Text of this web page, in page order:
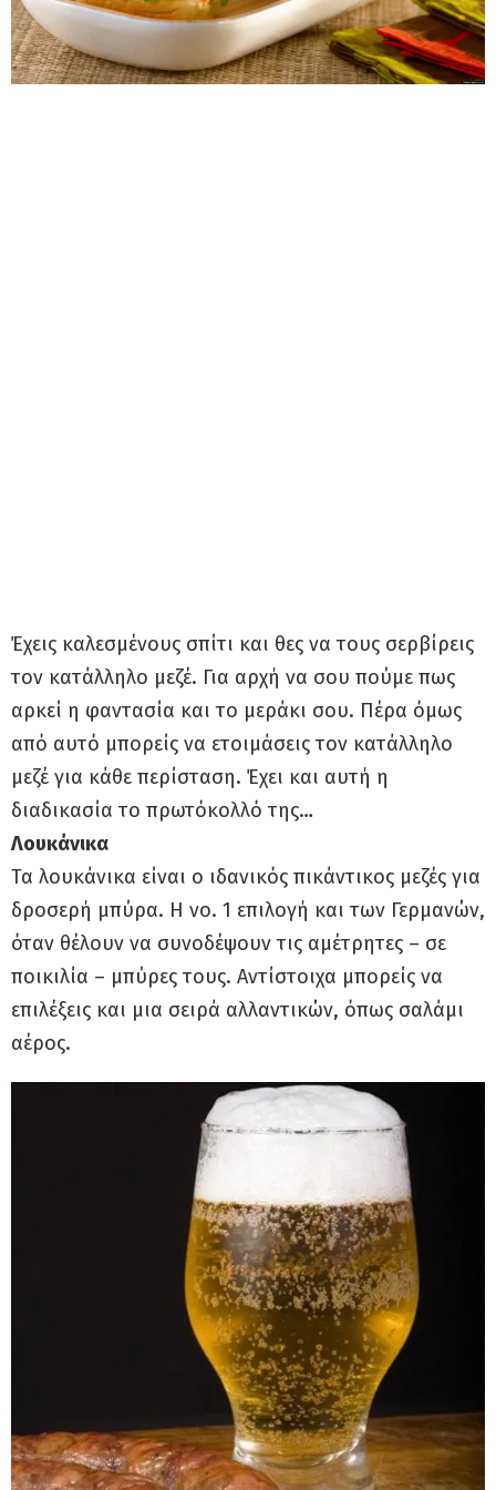
Έχεις καλεσμένους σπίτι και θες να τους σερβίρεις
τον κατάλληλο μεζέ. Για αρχή να σου πούμε πως
αρκεί η φαντασία και το μεράκι σου. Πέρα όμως
από αυτό μπορείς να ετοιμάσεις τον κατάλληλο
μεζέ για κάθε περίσταση. Έχει και αυτή η
διαδικασία το πρωτόκολλό της…
Λουκάνικα
Τα λουκάνικα είναι ο ιδανικός πικάντικος μεζές για
δροσερή μπύρα. Η νο. 1 επιλογή και των Γερμανών,
όταν θέλουν να συνοδέψουν τις αμέτρητες – σε
ποικιλία – μπύρες τους. Αντίστοιχα μπορείς να
επιλέξεις και μια σειρά αλλαντικών, όπως σαλάμι
αέρος.